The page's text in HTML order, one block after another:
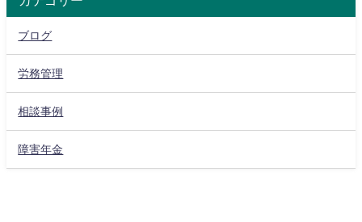
ブログ
労務管理
相談事例
障害年金